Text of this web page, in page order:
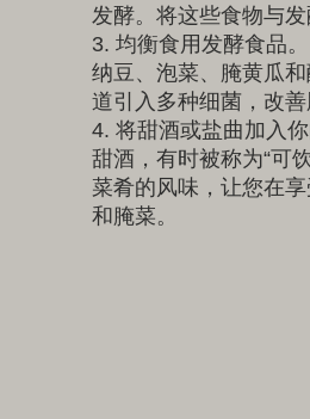
发酵。将这些食物与
3. 均衡食用发酵食品。
纳豆、泡菜、腌黄瓜
道引入多种细菌，改善
4. 将甜酒或盐曲加入你
甜酒，有时被称为“可
菜肴的风味，让您在
和腌菜。